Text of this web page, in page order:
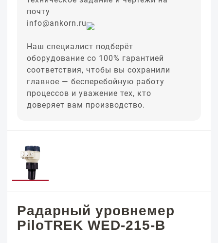
почту
info@ankorn.ru
Наш специалист подберёт
оборудование со 100% гарантией
соответствия, чтобы вы сохранили
главное — бесперебойную работу
процессов и уважение тех, кто
доверяет вам производство.
Радарный уровнемер
PiloTREK WED-215-B